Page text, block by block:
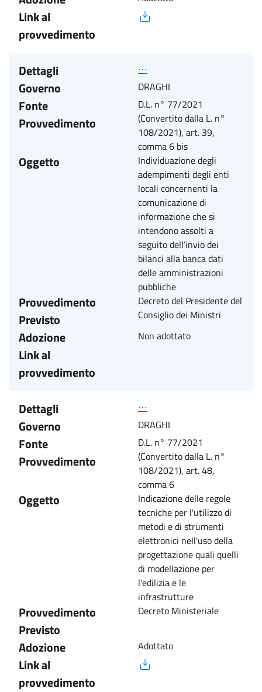
Link al
provvedimento
Dettagli
⋯
Governo DRAGHI
Fonte
Provvedimento
D.L. n° 77/2021
(Convertito dalla L. n°
108/2021), art. 39,
comma 6 bis
Oggetto
Individuazione degli
adempimenti degli enti
locali concernenti la
comunicazione di
informazione che si
intendono assolti a
seguito dell’invio dei
bilanci alla banca dati
delle amministrazioni
pubbliche
Provvedimento
Previsto
Decreto del Presidente del
Consiglio dei Ministri
Adozione Non adottato
Link al
provvedimento
Dettagli
⋯
Governo DRAGHI
Fonte
Provvedimento
D.L. n° 77/2021
(Convertito dalla L. n°
108/2021), art. 48,
comma 6
Oggetto
Indicazione delle regole
tecniche per l'utilizzo di
metodi e di strumenti
elettronici nell'uso della
progettazione quali quelli
di modellazione per
l'edilizia e le
infrastrutture
Provvedimento
Previsto
Decreto Ministeriale
Adozione Adottato
Link al
provvedimento